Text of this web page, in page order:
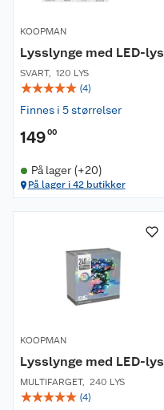
KOOPMAN
Lysslynge med LED-lys
SVART, 120 LYS
☆☆☆☆☆ (4)
Finnes i 5 størrelser
14900
På lager (+20)
På lager i 42 butikker
KOOPMAN
Lysslynge med LED-lys
MULTIFARGET, 240 LYS
☆☆☆☆☆ (4)